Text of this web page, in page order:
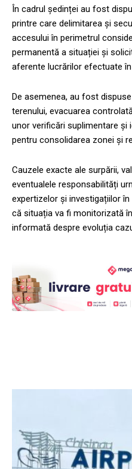
În cadrul ședinței au fost
printre care delimitarea și
accesului în perimetrul
permanentă a situației și
aferente lucrărilor efectuate
De asemenea, au fost
terenului, evacuarea
unor verificări suplimentare și
pentru consolidarea zonei și
Cauzele exacte ale surpării,
eventualele responsabilități
expertizelor și investigațiilor
că situația va fi monitorizată
informată despre evoluția